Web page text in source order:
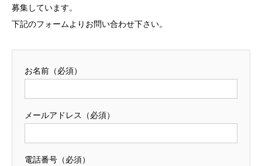
募集しています。
下記のフォームよりお問い合わせ下さい。
お名前（必須）
メールアドレス（必須）
電話番号（必須）